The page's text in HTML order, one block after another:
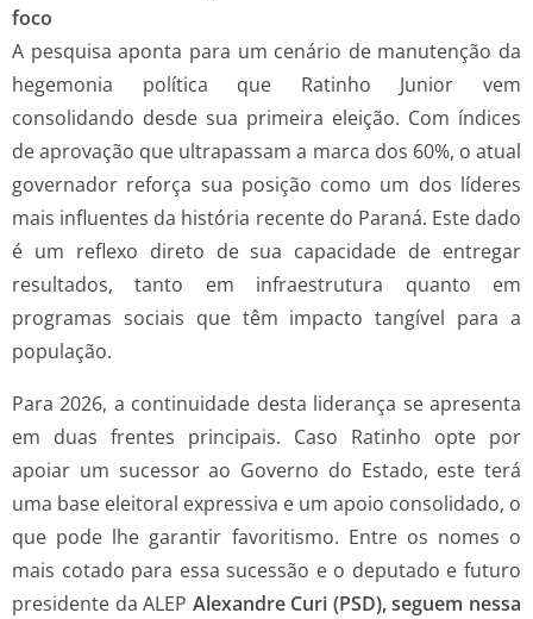
foco
A pesquisa aponta para um cenário de manutenção da
hegemonia política que Ratinho Junior vem
consolidando desde sua primeira eleição. Com índices
de aprovação que ultrapassam a marca dos 60%, o atual
governador reforça sua posição como um dos líderes
mais influentes da história recente do Paraná. Este dado
é um reflexo direto de sua capacidade de entregar
resultados, tanto em infraestrutura quanto em
programas sociais que têm impacto tangível para a
população.
Para 2026, a continuidade desta liderança se apresenta
em duas frentes principais. Caso Ratinho opte por
apoiar um sucessor ao Governo do Estado, este terá
uma base eleitoral expressiva e um apoio consolidado, o
que pode lhe garantir favoritismo. Entre os nomes o
mais cotado para essa sucessão e o deputado e futuro
presidente da ALEP Alexandre Curi (PSD), seguem nessa